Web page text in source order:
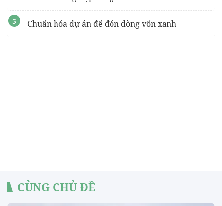
Chuẩn hóa dự án để đón dòng vốn xanh
CÙNG CHỦ ĐỀ